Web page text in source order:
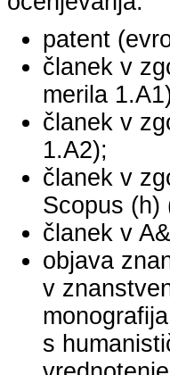
patent
članek v
merila
članek v
1.A2);
članek v
Scopus (h)
članek v
objava
v
s